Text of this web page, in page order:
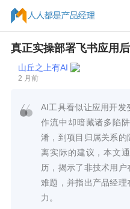
真正实操部署飞书应用
山丘之上有AI
2 月前
AI工具看似让应用开发
作流中却暗藏诸多陷
淆，到项目归属关系
离实际的建议，本文
历，揭示了非技术用
难题，并指出产品经
力。